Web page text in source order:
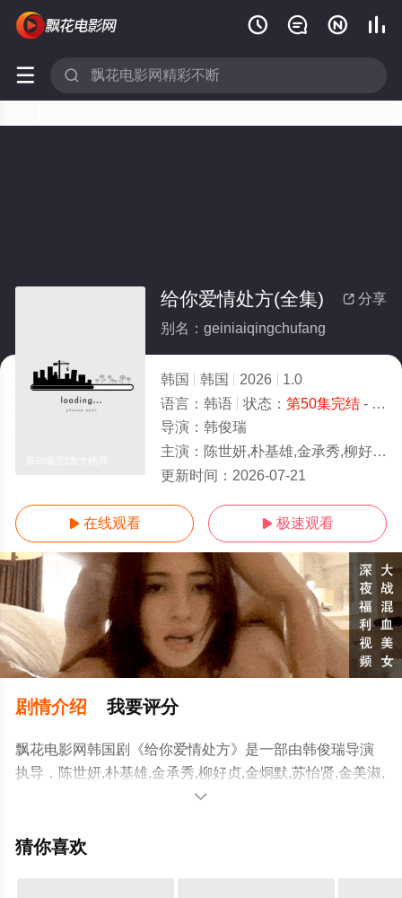
   
 
 分享
给你爱情处方(全集)
别名：geiniaiqingchufang
韩国 韩国 2026
1.0
语言： 韩语 状态： 第50集完结- 免费在线观看
导演： 韩俊瑞
主演： 陈世妍,朴基雄,金承秀,柳好贞,金炯默,苏怡贤,金美淑,朱进模,崔大哲,赵美玲,金先彬,尹瑞娥,金振烨,郑艺素
更新时间： 2026-07-21
 在线观看  极速观看
剧情介绍 我要评分
飘花电影网韩国剧《给你爱情处方》是一部由韩俊瑞导演
执导，陈世妍,朴基雄,金承秀,柳好贞,金炯默,苏怡贤,金美淑,
朱进模,崔大哲,赵美玲,金先彬,尹瑞娥,金振烨,郑艺素等演员
结），手机免费观看高清未删减完整版电视剧全集就上飘

猜你喜欢